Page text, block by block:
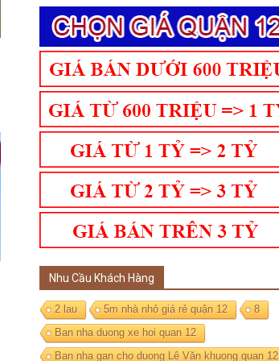
Nhu Cầu Khách Hàng
2 lau 5m nhà nhỏ giá rẻ quận 12
8
Ban nha duong xe hoi quan 12
Ban nha gan cho duong Lê Văn khuong quan 12